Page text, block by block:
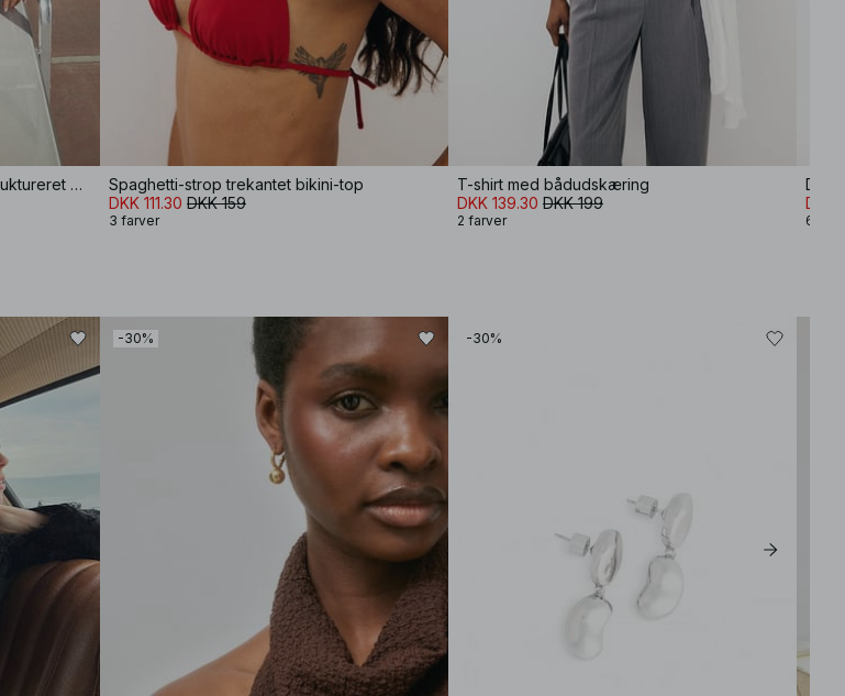
Shorts med mellemhøj talje og struktureret detalje
Spaghetti-strop trekantet bikini-top
DKK 111.30 DKK 159
3 farver
T-shirt med bådudskæring
DKK 139.30 DKK 199
2 farver
DKK
6
-30% -30%